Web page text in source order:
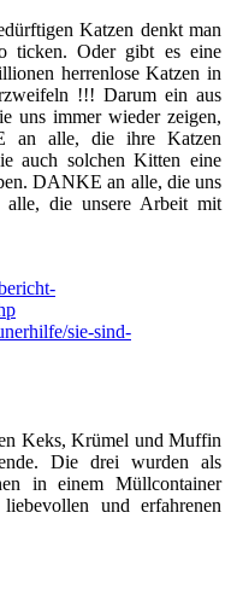
Katzen denkt man
ticken. Oder gibt es eine
herrenlose Katzen in
!!! Darum ein aus
uns immer wieder zeigen,
an alle, die ihre Katzen
auch solchen Kitten eine
DANKE an alle, die uns
die unsere Arbeit mit
sie-sind-
Keks, Krümel und Muffin
Die drei wurden als
in einem Müllcontainer
und erfahrenen